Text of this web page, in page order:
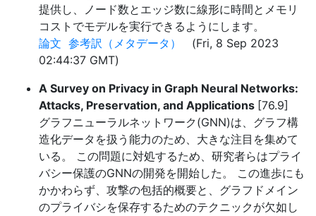
提供し、ノード数とエッジ数に線形に時間とメモリ
コストでモデルを実行できるようにします。
論文 参考訳（メタデータ）
(Fri, 8 Sep 2023
02:44:37 GMT)
A Survey on Privacy in Graph Neural Networks:
Attacks, Preservation, and Applications [76.9]
グラフニューラルネットワーク(GNN)は、グラフ構
造化データを扱う能力のため、大きな注目を集めて
いる。 この問題に対処するため、研究者らはプライ
バシー保護のGNNの開発を開始した。 この進歩にも
かかわらず、攻撃の包括的概要と、グラフドメイン
のプライバシを保存するためのテクニックが欠如し